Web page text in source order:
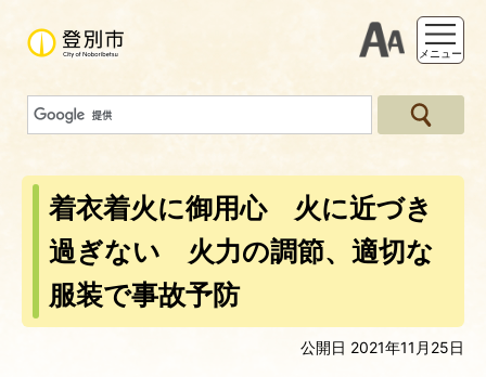
支援ツー
メニュー
着衣着火に御用心 火に近づき
過ぎない 火力の調節、適切な
服装で事故予防
公開日 2021年11月25日